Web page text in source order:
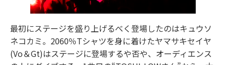
最初にステージを盛り上げるべく登場したのはキュウソ
ネコカミ。2060％Tシャツを身に着けたヤマサキセイヤ
(Vo＆Gt)はステージに登場するや否や、オーディエンス